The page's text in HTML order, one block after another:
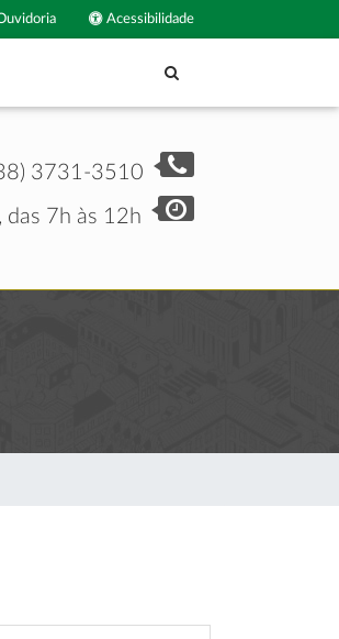
Acessibilidade
3731-3510
das 7h às 12h